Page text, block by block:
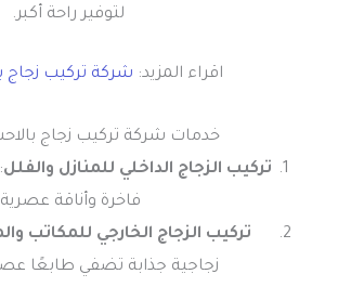
لتوفير راحة أكبر.
اقراء المزيد: شركة تركيب زجاج
خدمات شركة تركيب زجاج
تركيب الزجاج الداخلي للمنازل والفلل
فاخرة وأناقة
تركيب الزجاج الخارجي للمكاتب
زجاجية جذابة تضفي طابعًا